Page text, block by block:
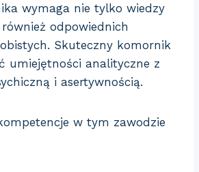
wymaga nie tylko wiedzy
odpowiednich
Skuteczny komornik
umiejętności analityczne z
i asertywnością.
w tym zawodzie